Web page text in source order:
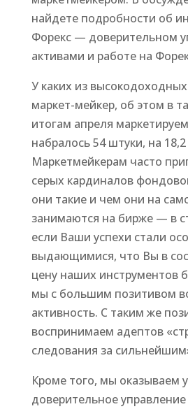
найдете подробности об
Форекс — доверительном
активами и работе на
У каких из
маркет-мейкер, об этом в
итогам апреля
набралось 54 штуки, на
Маркетмейкерам часто
серых кардиналов
они такие и чем они на
занимаются на бирже — в
если Ваши успехи стали
выдающимися, что Вы в
цену наших инструментов
мы с большим позитивом
активность. С таким же
воспринимаем адептов
следования за
Кроме того, мы оказываем
доверительное управление